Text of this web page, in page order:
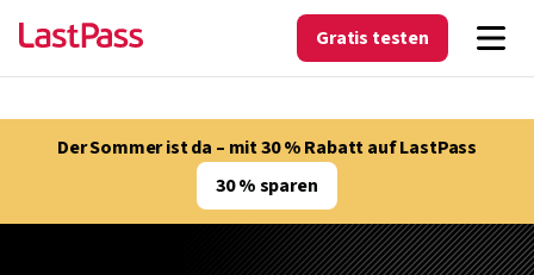
Gratis testen
Der Sommer ist da – mit 30 % Rabatt auf LastPass
30 % sparen